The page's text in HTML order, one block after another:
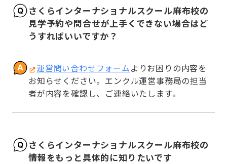
さくらインターナショナルスクール麻布校の
見学予約や問合せが上手くできない場合はど
うすればいいですか？
運営問い合わせフォームよりお困りの内容を
お知らせください。エンクル運営事務局の担当
者が内容を確認し、ご連絡いたします。
さくらインターナショナルスクール麻布校の
情報をもっと具体的に知りたいです